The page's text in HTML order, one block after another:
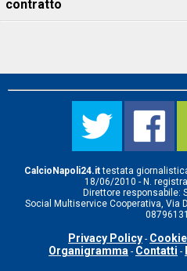
contratto
CalcioNapoli24.ittestata
18/06/2010 - N.
Direttore responsabile:
Social Multiservice Cooperativa, Via
Privacy Policy -
Organigramma - Contatti -